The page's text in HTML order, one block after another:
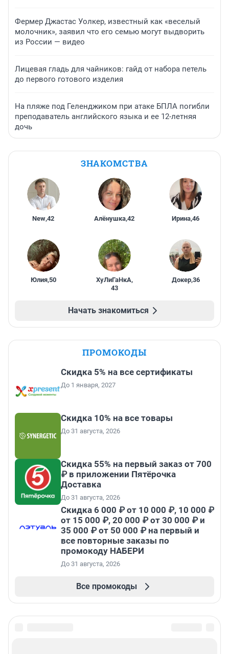
Фермер Джастас Уолкер, известный как «веселый
молочник», заявил что его семью могут выдворить
из России — видео
Лицевая гладь для чайников: гайд от набора петель
до первого готового изделия
На пляже под Геленджиком при атаке БПЛА погибли
преподаватель английского языка и ее 12-летняя
дочь
ЗНАКОМСТВА
New,42 Алёнушка,42 Ирина,46
Юлия,50 ХуЛиГаНкА,
43
Докер,36
Начать знакомиться
ПРОМОКОДЫ
Скидка 5% на все сертификаты
До 1 января, 2027
Скидка 10% на все товары
До 31 августа, 2026
Скидка 55% на первый заказ от 700
₽ в приложении Пятёрочка
Доставка
До 31 августа, 2026
Скидка 6 000 ₽ от 10 000 ₽, 10 000 ₽
от 15 000 ₽, 20 000 ₽ от 30 000 ₽ и
35 000 ₽ от 50 000 ₽ на первый и
все повторные заказы по
промокоду НАБЕРИ
До 31 августа, 2026
Все промокоды